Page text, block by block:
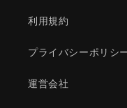
利用規約
プライバシーポリシ
運営会社